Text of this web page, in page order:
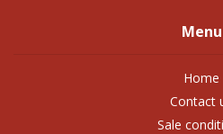
Menu
Home
Contact
Sale